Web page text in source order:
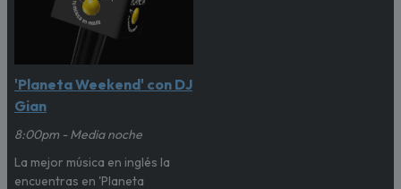
'Planeta Weekend' con DJ
Gian
8:00pm - Media noche
La mejor música en inglés la
encuentras en 'Planeta